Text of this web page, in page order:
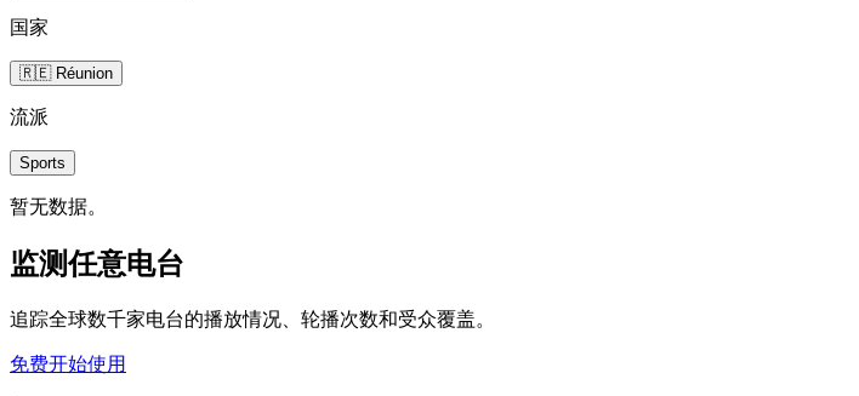
国家
🇷🇪 Réunion
流派
Sports
暂无数据。
监测任意电台
追踪全球数千家电台的播放情况、轮播次数和受众覆盖。
免费开始使用